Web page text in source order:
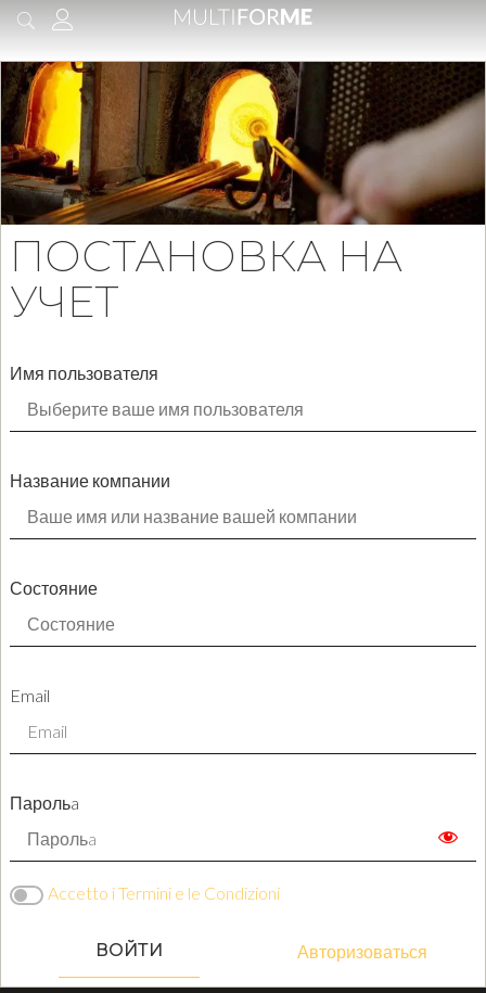
содержимому
ПОСТАНОВКА НА
УЧЕТ
Имя пользователя
Название компании
Состояние
Email
Парольa
Accetto i Termini e le Condizioni
ВОЙТИ Авторизоваться